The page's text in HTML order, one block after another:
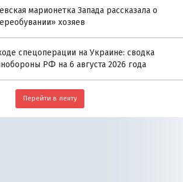
марионетка Запада рассказала о
хозяев
спецоперации на Украине: сводка
РФ на 6 августа 2026 года
Перейти в ленту